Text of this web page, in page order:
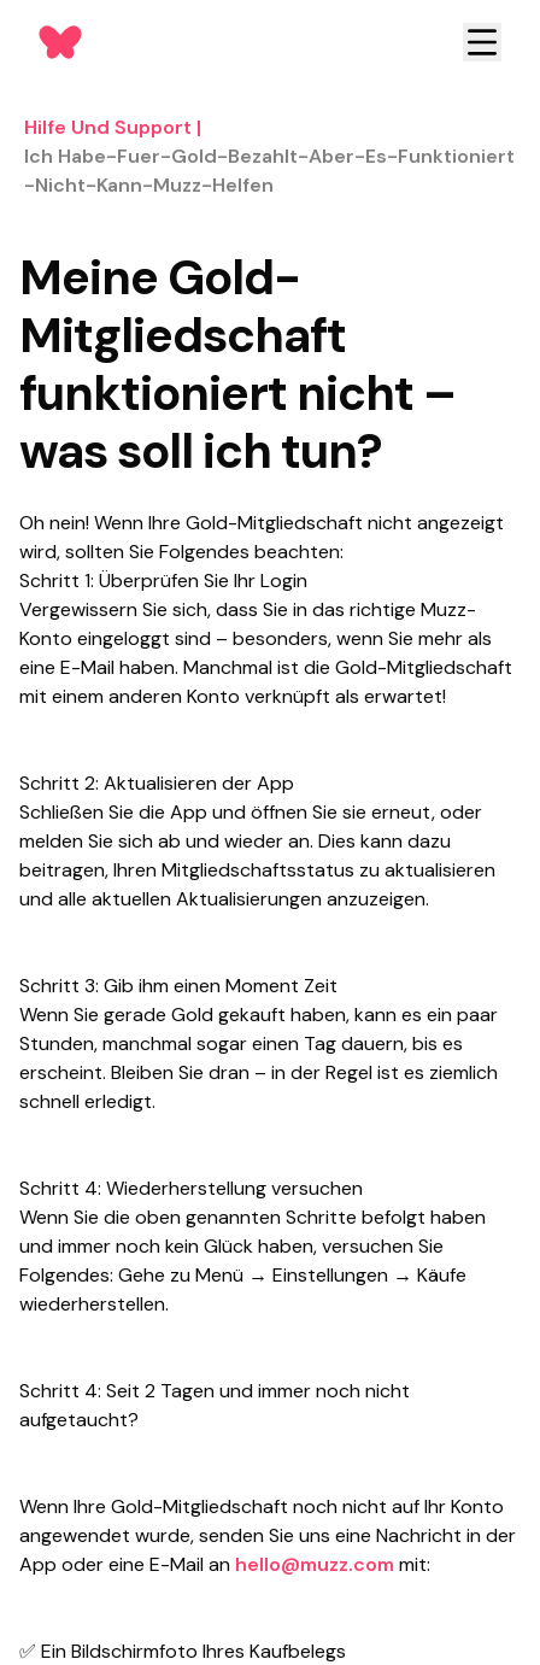
Hilfe Und Support |
Ich Habe-Fuer-Gold-Bezahlt-Aber-Es-Funktioniert
-nicht-Kann-Muzz-Helfen
Meine Gold-
Mitgliedschaft
funktioniert nicht –
was soll ich tun?
Oh nein! Wenn Ihre Gold-Mitgliedschaft nicht angezeigt
wird, sollten Sie Folgendes beachten:
Schritt 1: Überprüfen Sie Ihr Login
Vergewissern Sie sich, dass Sie in das richtige Muzz-
Konto eingeloggt sind – besonders, wenn Sie mehr als
eine E-Mail haben. Manchmal ist die Gold-Mitgliedschaft
mit einem anderen Konto verknüpft als erwartet!
Schritt 2: Aktualisieren der App
Schließen Sie die App und öffnen Sie sie erneut, oder
melden Sie sich ab und wieder an. Dies kann dazu
beitragen, Ihren Mitgliedschaftsstatus zu aktualisieren
und alle aktuellen Aktualisierungen anzuzeigen.
Schritt 3: Gib ihm einen Moment Zeit
Wenn Sie gerade Gold gekauft haben, kann es ein paar
Stunden, manchmal sogar einen Tag dauern, bis es
erscheint. Bleiben Sie dran – in der Regel ist es ziemlich
schnell erledigt.
Schritt 4: Wiederherstellung versuchen
Wenn Sie die oben genannten Schritte befolgt haben
und immer noch kein Glück haben, versuchen Sie
Folgendes: Gehe zu Menü → Einstellungen → Käufe
wiederherstellen.
Schritt 4: Seit 2 Tagen und immer noch nicht
aufgetaucht?
Wenn Ihre Gold-Mitgliedschaft noch nicht auf Ihr Konto
angewendet wurde, senden Sie uns eine Nachricht in der
App oder eine E-Mail an hello@muzz.com mit:
✅ Ein Bildschirmfoto Ihres Kaufbelegs